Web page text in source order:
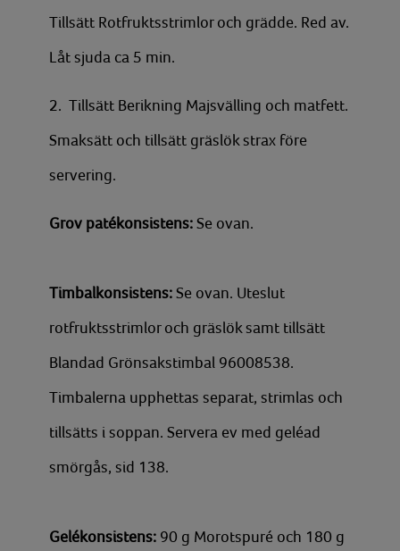
Tillsätt Rotfruktsstrimlor och grädde. Red av.
Låt sjuda ca 5 min.
2. Tillsätt Berikning Majsvälling och matfett.
Smaksätt och tillsätt gräslök strax före
servering.
Grov patékonsistens: Se ovan.
Timbalkonsistens: Se ovan. Uteslut
rotfruktsstrimlor och gräslök samt tillsätt
Blandad Grönsakstimbal 96008538.
Timbalerna upphettas separat, strimlas och
tillsätts i soppan. Servera ev med geléad
smörgås, sid 138.
Gelékonsistens: 90 g Morotspuré och 180 g